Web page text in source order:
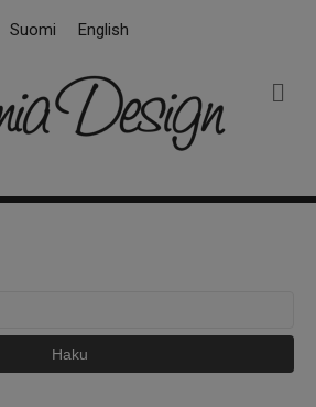
Suomi English
k
Haku